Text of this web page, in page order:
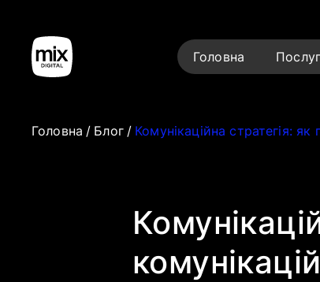
Головна
Головна / Блог / Комунікаційна стратегія: